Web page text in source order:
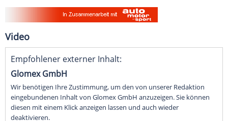
Video
Empfohlener externer Inhalt:
Glomex GmbH
Wir benötigen Ihre Zustimmung, um den von unserer Redaktion
eingebundenen Inhalt von Glomex GmbH anzuzeigen. Sie können
diesen mit einem Klick anzeigen lassen und auch wieder
deaktivieren.